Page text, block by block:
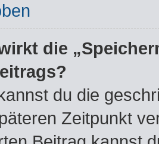
die
du die
Zeitpunkt